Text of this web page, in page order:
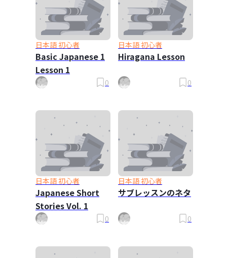
日本語 初心者
Basic Japanese 1
Lesson 1
0
日本語 初心者
Hiragana Lesson
0
日本語 初心者
Japanese Short
Stories Vol. 1
0
日本語 初心者
サブレッスンのネタ
0